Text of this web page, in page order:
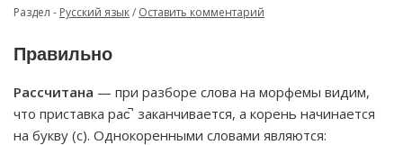
Раздел - Русский язык/ Оставить комментарий
Правильно
Рассчитана — при разборе слова на морфемы видим,
что приставка рас̚ заканчивается, а корень начинается
на букву (с). Однокоренными словами являются: